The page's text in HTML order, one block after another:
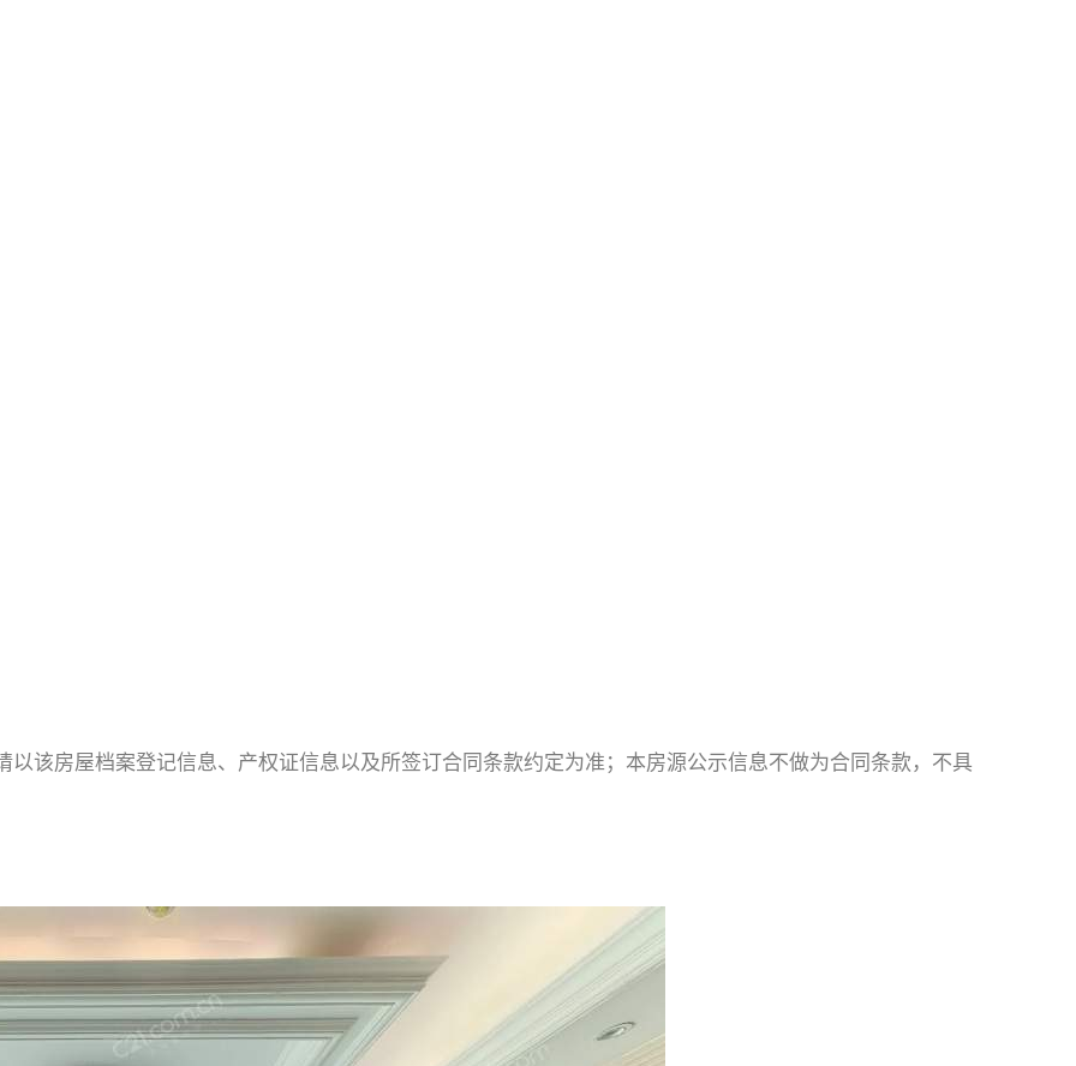
该房屋档案登记信息、产权证信息以及所签订合同条款约定为准；本房源公示信息不做为合同条款，不具